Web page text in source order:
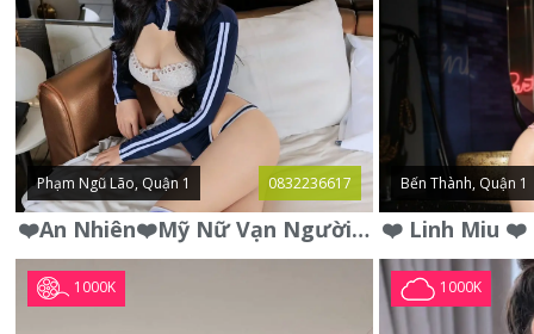
Phạm Ngũ Lão, Quận 1 0832236617
❤️An Nhiên❤️Mỹ Nữ Vạn Người Mê,Da Trắng, Mặt Xynh, Đẹp Từng
Bến Thành, Quận 1
1000K 1000K